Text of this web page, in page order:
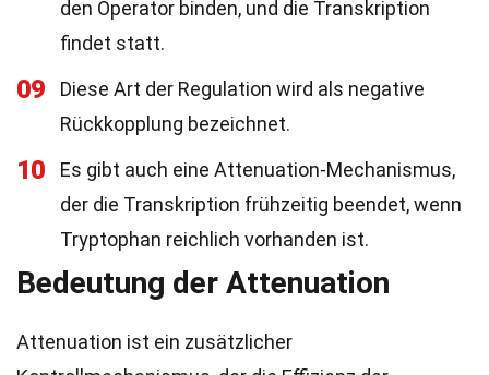
den Operator binden, und die Transkription
findet statt.
09
Diese Art der Regulation wird als negative
Rückkopplung bezeichnet.
10
Es gibt auch eine Attenuation-Mechanismus,
der die Transkription frühzeitig beendet, wenn
Tryptophan reichlich vorhanden ist.
Bedeutung der Attenuation
Attenuation ist ein zusätzlicher